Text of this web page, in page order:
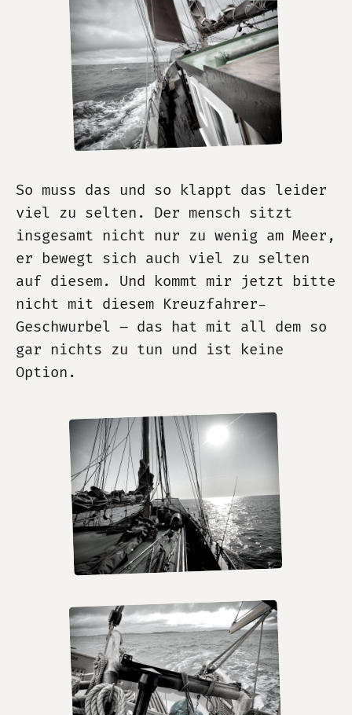
So muss das und so klappt das leider
viel zu selten. Der mensch sitzt
insgesamt nicht nur zu wenig am Meer,
er bewegt sich auch viel zu selten
auf diesem. Und kommt mir jetzt bitte
nicht mit diesem Kreuzfahrer-
Geschwurbel – das hat mit all dem so
gar nichts zu tun und ist keine
Option.